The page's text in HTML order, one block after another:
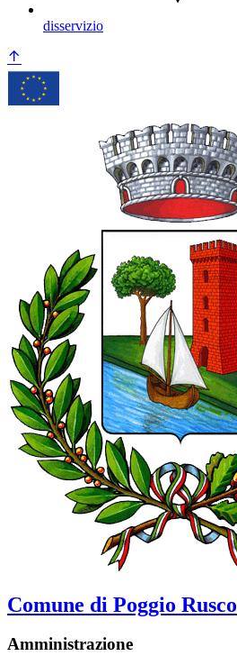
disservizio
Comune di Poggio Rusco
Amministrazione